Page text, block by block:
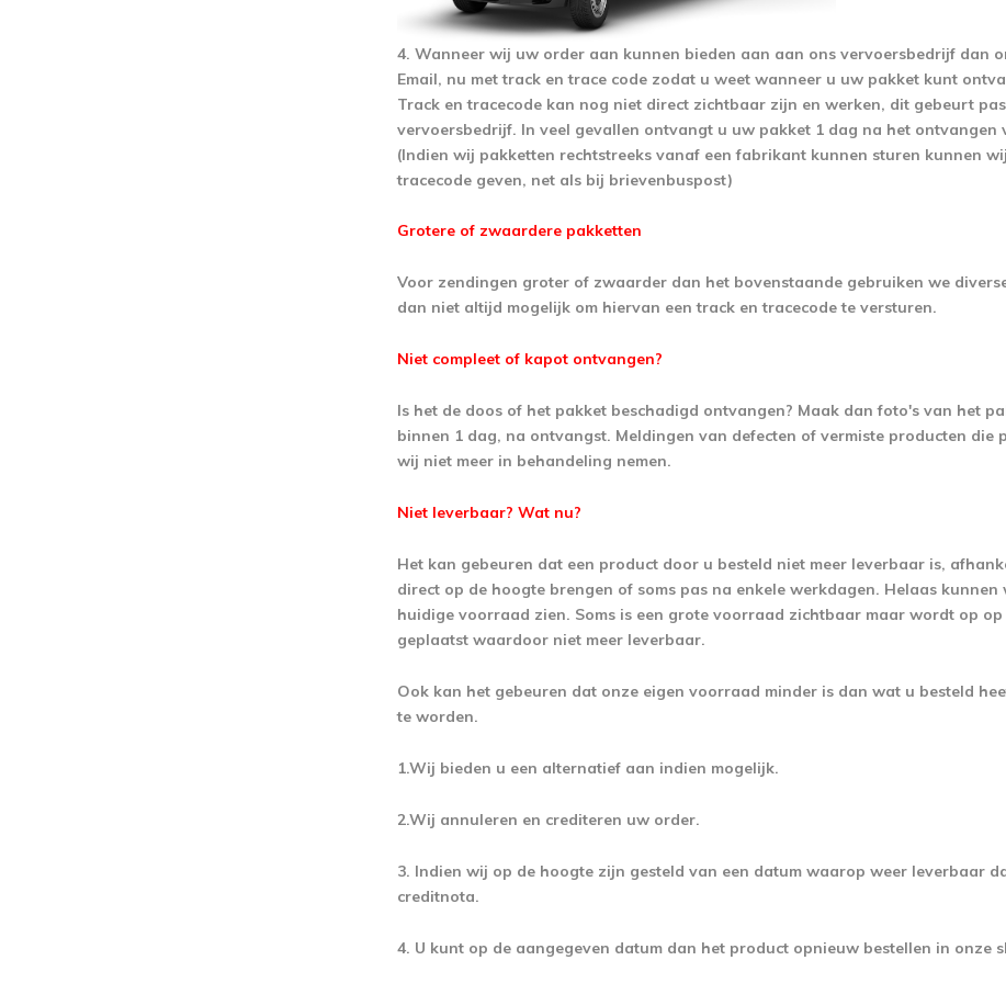
4. Wanneer wij uw order aan kunnen bieden aan aan ons vervoersbedrijf dan
Email, nu met track en trace code zodat u weet wanneer u uw pakket kunt
Track en tracecode kan nog niet direct zichtbaar zijn en werken, dit gebeurt
vervoersbedrijf. In veel gevallen ontvangt u uw pakket 1 dag na het ontvangen
(Indien wij pakketten rechtstreeks vanaf een fabrikant kunnen sturen kunnen
tracecode geven, net als bij brievenbuspost)
Grotere of zwaardere pakketten
Voor zendingen groter of zwaarder dan het bovenstaande gebruiken we
dan niet altijd mogelijk om hiervan een track en tracecode te versturen.
Niet compleet of kapot ontvangen?
Is het de doos of het pakket beschadigd ontvangen? Maak dan foto's van het
binnen 1 dag, na ontvangst. Meldingen van defecten of vermiste producten die
wij niet meer in behandeling nemen.
Niet leverbaar? Wat nu?
Het kan gebeuren dat een product door u besteld niet meer leverbaar is,
direct op de hoogte brengen of soms pas na enkele werkdagen. Helaas
huidige voorraad zien. Soms is een grote voorraad zichtbaar maar wordt op
geplaatst waardoor niet meer leverbaar.
Ook kan het gebeuren dat onze eigen voorraad minder is dan wat u besteld
te worden.
1.Wij bieden u een alternatief aan indien mogelijk.
2.Wij annuleren en crediteren uw order.
3. Indien wij op de hoogte zijn gesteld van een datum waarop weer leverbaar
creditnota.
4. U kunt op de aangegeven datum dan het product opnieuw bestellen in onze